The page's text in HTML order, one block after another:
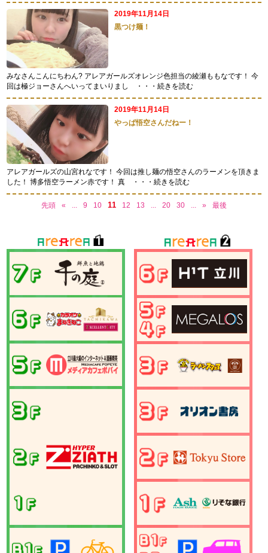
2019年11月14日
黒つけ麺！
みなさんこんにちわん? アレアガールズオレンジ色担当の綾瀬ももなです！ 今
回は極ジョーさんへいってまいりまし
・・・続きを読む
2019年11月14日
やっぱ悟空さんだねー！
アレアガールズの山宮れなです！ 今回は推し麺の悟空さんのラーメンを頂きま
した！ 博多悟空ラーメン赤です！ 真
・・・続きを読む
先頭 « ... 9 10 11 12 13 ... 20 30 ... » 最後